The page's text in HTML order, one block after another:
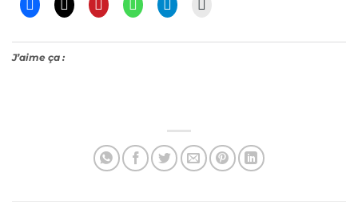
J’aime ça :